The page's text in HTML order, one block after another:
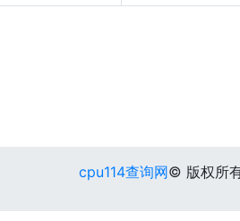
cpu114查询网© 版权所